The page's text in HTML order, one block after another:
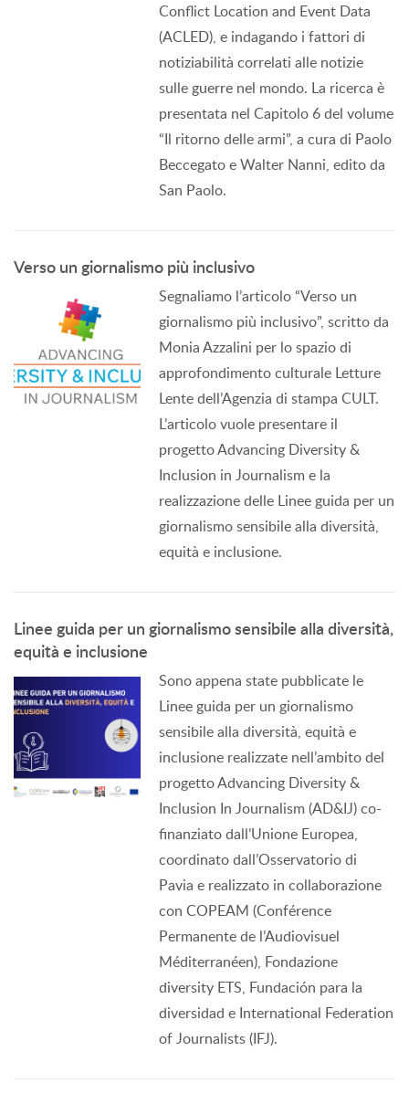
Conflict Location and Event Data
(ACLED), e indagando i fattori di
notiziabilità correlati alle notizie
sulle guerre nel mondo. La ricerca è
presentata nel Capitolo 6 del volume
“Il ritorno delle armi”, a cura di Paolo
Beccegato e Walter Nanni, edito da
San Paolo.
Verso un giornalismo più inclusivo
Segnaliamo l’articolo “Verso un
giornalismo più inclusivo”, scritto da
Monia Azzalini per lo spazio di
approfondimento culturale Letture
Lente dell’Agenzia di stampa CULT.
L’articolo vuole presentare il
progetto Advancing Diversity &
Inclusion in Journalism e la
realizzazione delle Linee guida per un
giornalismo sensibile alla diversità,
equità e inclusione.
Linee guida per un giornalismo sensibile alla diversità,
equità e inclusione
Sono appena state pubblicate le
Linee guida per un giornalismo
sensibile alla diversità, equità e
inclusione realizzate nell’ambito del
progetto Advancing Diversity &
Inclusion In Journalism (AD&IJ) co-
finanziato dall’Unione Europea,
coordinato dall’Osservatorio di
Pavia e realizzato in collaborazione
con COPEAM (Conférence
Permanente de l’Audiovisuel
Méditerranéen), Fondazione
diversity ETS, Fundación para la
diversidad e International Federation
of Journalists (IFJ).